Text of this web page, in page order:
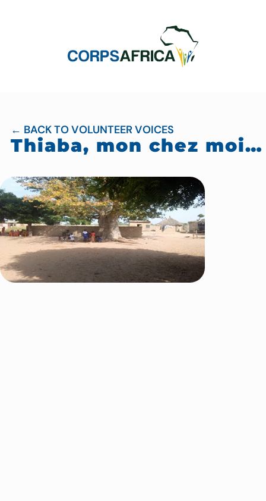
← BACK TO VOLUNTEER VOICES
Thiaba, mon chez moi…